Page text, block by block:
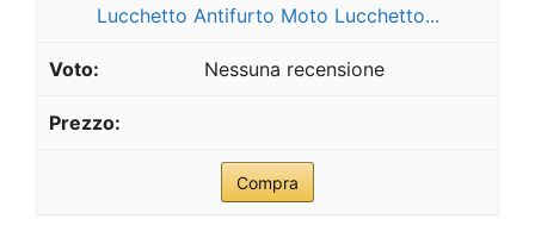
Lucchetto Antifurto Moto Lucchetto...
Nessuna recensione
Compra